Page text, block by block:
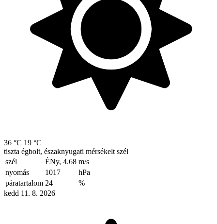
36 °C 19 °C
tiszta égbolt, északnyugati mérsékelt szél
szél
ÉNy, 4.68 m/s
nyomás
1017
hPa
páratartalom 24
%
kedd 11. 8. 2026